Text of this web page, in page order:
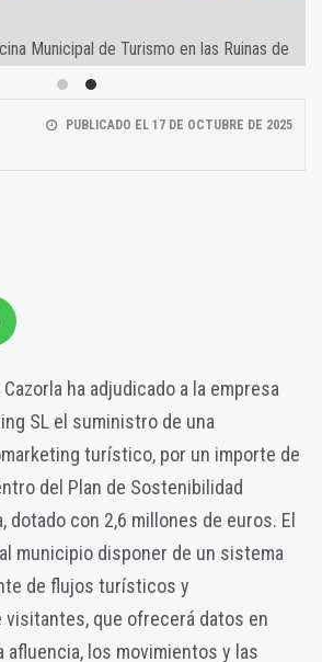
de Turismo en las Ruinas de
PUBLICADO EL 17 DE OCTUBRE DE 2025
ha adjudicado a la empresa
SL el suministro de una
turístico, por un importe de
del Plan de Sostenibilidad
dotado con 2,6 millones de euros. El
municipio disponer de un sistema
de flujos turísticos y
visitantes, que ofrecerá datos en
afluencia, los movimientos y las